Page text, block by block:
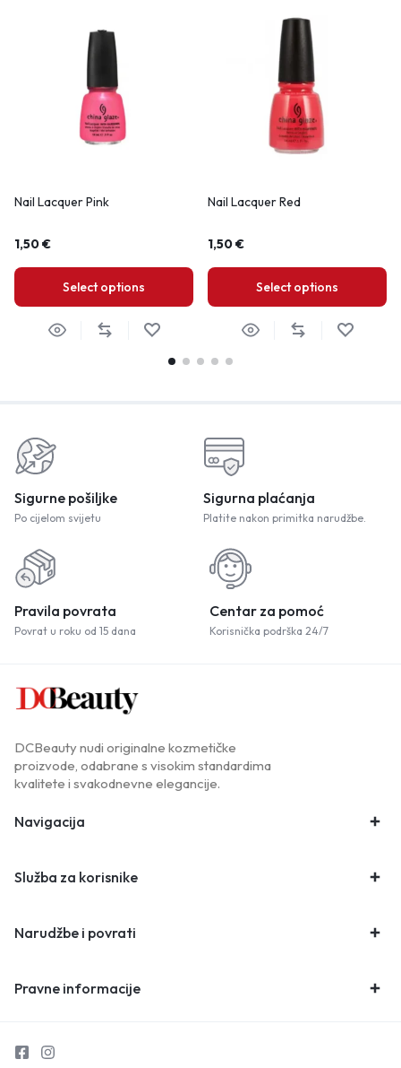
Nail Lacquer Pink
1,50€
Select options
Nail Lacquer Red
1,50€
Select options
Sigurne pošiljke
Po cijelom svijetu
Sigurna plaćanja
Platite nakon primitka narudžbe.
Pravila povrata
Povrat u roku od 15 dana
Centar za pomoć
Korisnička podrška 24/7
DCBeauty nudi originalne kozmetičke
proizvode, odabrane s visokim standardima
kvalitete i svakodnevne elegancije.
Navigacija
Služba za korisnike
Narudžbe i povrati
Pravne informacije